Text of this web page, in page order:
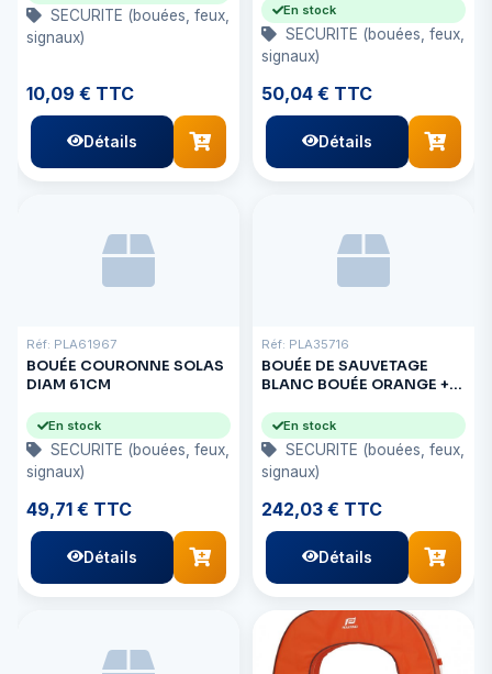
SECURITE (bouées, feux,
signaux)
10,09 € TTC
Détails
En stock
SECURITE (bouées, feux,
signaux)
50,04 € TTC
Détails
Réf: PLA61967
BOUÉE COURONNE SOLAS
DIAM 61CM
En stock
SECURITE (bouées, feux,
signaux)
49,71 € TTC
Détails
Réf: PLA35716
BOUÉE DE SAUVETAGE
BLANC BOUÉE ORANGE +
En stock
SECURITE (bouées, feux,
signaux)
242,03 € TTC
Détails